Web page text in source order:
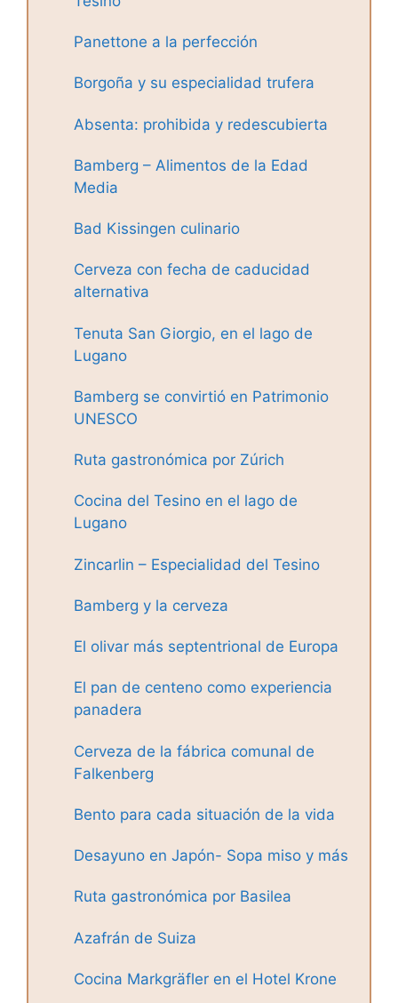
Panettone a la perfección
Borgoña y su especialidad trufera
Absenta: prohibida y redescubierta
Bamberg – Alimentos de la Edad
Media
Bad Kissingen culinario
Cerveza con fecha de caducidad
alternativa
Tenuta San Giorgio, en el lago de
Lugano
Bamberg se convirtió en Patrimonio
UNESCO
Ruta gastronómica por Zúrich
Cocina del Tesino en el lago de
Lugano
Zincarlin – Especialidad del Tesino
Bamberg y la cerveza
El olivar más septentrional de Europa
El pan de centeno como experiencia
panadera
Cerveza de la fábrica comunal de
Falkenberg
Bento para cada situación de la vida
Desayuno en Japón- Sopa miso y más
Ruta gastronómica por Basilea
Azafrán de Suiza
Cocina Markgräfler en el Hotel Krone